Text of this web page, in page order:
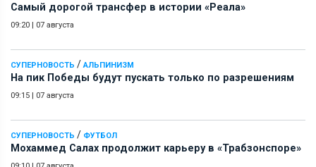
Самый дорогой трансфер в истории «Реала»
09:20 | 07 августа
СУПЕРНОВОСТЬ / АЛЬПИНИЗМ
На пик Победы будут пускать только по разрешениям
09:15 | 07 августа
СУПЕРНОВОСТЬ / ФУТБОЛ
Мохаммед Салах продолжит карьеру в «Трабзонспоре»